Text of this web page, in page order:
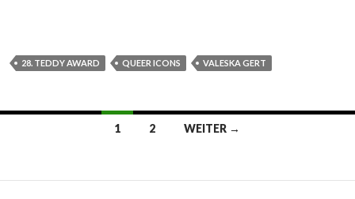
28. TEDDY AWARD QUEER ICONS VALESKA GERT
1 2 WEITER →